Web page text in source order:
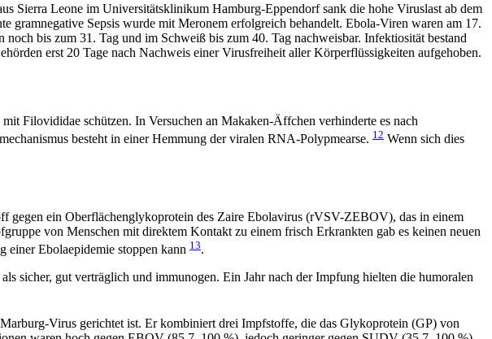
Sierra Leone im Universitätsklinikum Hamburg-Eppendorf sank die hohe Viruslast ab dem
gramnegative Sepsis wurde mit Meronem erfolgreich behandelt. Ebola-Viren waren am 17.
bis zum 31. Tag und im Schweiß bis zum 40. Tag nachweisbar. Infektiosität bestand
erst 20 Tage nach Nachweis einer Virusfreiheit aller Körperflüssigkeiten aufgehoben.
Filovididae schützen. In Versuchen an Makaken-Äffchen verhinderte es nach
besteht in einer Hemmung der viralen RNA-Polypmearse. 12 Wenn sich dies
gegen ein Oberflächenglykoprotein des Zaire Ebolavirus (rVSV-ZEBOV), das in einem
von Menschen mit direktem Kontakt zu einem frisch Erkrankten gab es keinen neuen
Ebolaepidemie stoppen kann 13.
gut verträglich und immunogen. Ein Jahr nach der Impfung hielten die humoralen
Virus gerichtet ist. Er kombiniert drei Impfstoffe, die das Glykoprotein (GP) von